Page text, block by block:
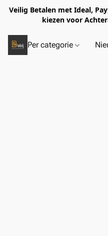
Veilig Betalen met Ideal,
kiezen voor
Per categorie